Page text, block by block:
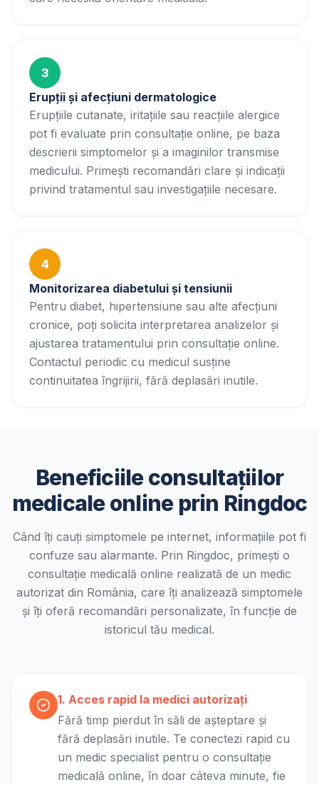
3
Erupții și afecțiuni dermatologice
Erupțiile cutanate, iritațiile sau reacțiile alergice
pot fi evaluate prin consultație online, pe baza
descrierii simptomelor și a imaginilor transmise
medicului. Primești recomandări clare și indicații
privind tratamentul sau investigațiile necesare.
4
Monitorizarea diabetului și tensiunii
Pentru diabet, hipertensiune sau alte afecțiuni
cronice, poți solicita interpretarea analizelor și
ajustarea tratamentului prin consultație online.
Contactul periodic cu medicul susține
continuitatea îngrijirii, fără deplasări inutile.
Beneficiile consultațiilor
medicale online prin Ringdoc
Când îți cauți simptomele pe internet, informațiile pot fi
confuze sau alarmante. Prin Ringdoc, primești o
consultație medicală online realizată de un medic
autorizat din România, care îți analizează simptomele
și îți oferă recomandări personalizate, în funcție de
istoricul tău medical.
1. Acces rapid la medici autorizați
Fără timp pierdut în săli de așteptare și
fără deplasări inutile. Te conectezi rapid cu
un medic specialist pentru o consultație
medicală online, în doar câteva minute, fie